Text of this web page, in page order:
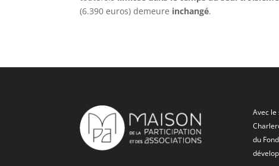
(6.390 euros) demeure inchangé.
Avec le
du